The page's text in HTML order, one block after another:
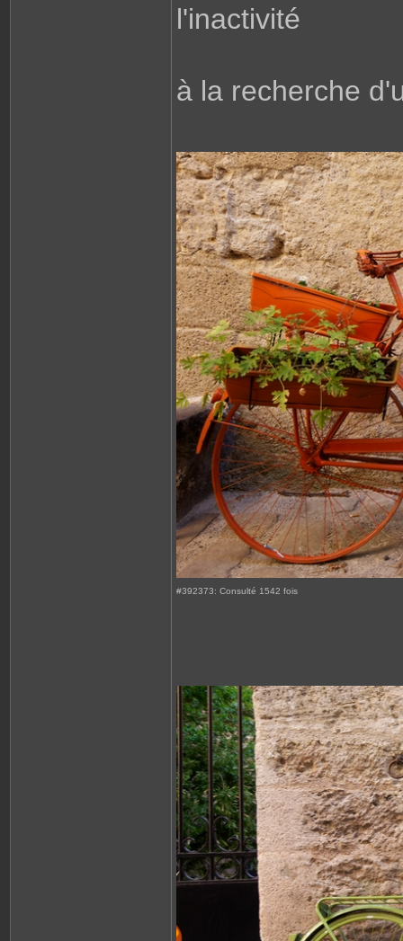
l'inactivité
à la recherche
#392373: Consulté 1542 fois